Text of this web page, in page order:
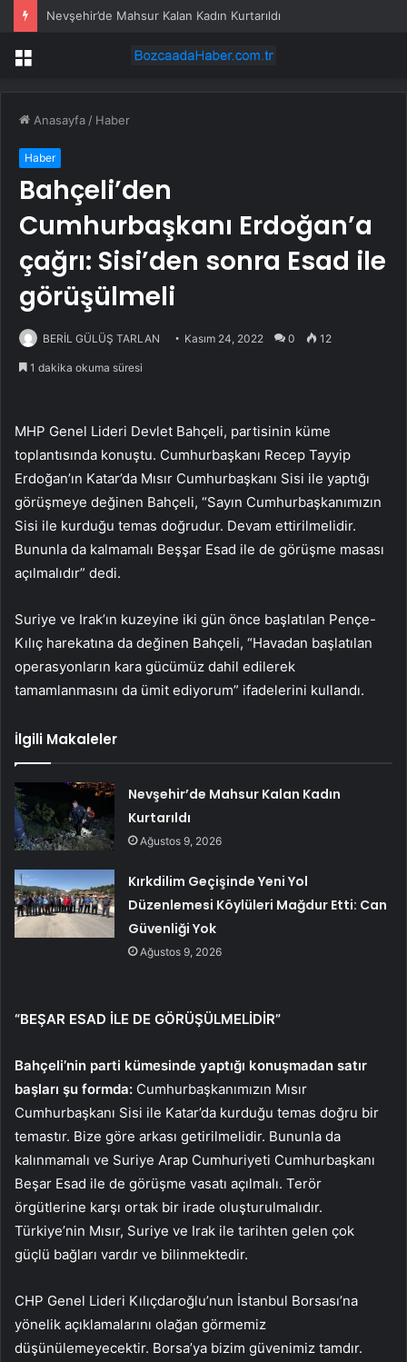
Nevşehir’de Mahsur Kalan Kadın Kurtarıldı
Menü
Anasayfa / Haber
Haber
Bahçeli’den
Cumhurbaşkanı Erdoğan’a
çağrı: Sisi’den sonra Esad ile
görüşülmeli
BERİL GÜLÜŞ TARLAN Kasım 24, 2022 0 12
1 dakika okuma süresi
MHP Genel Lideri Devlet Bahçeli, partisinin küme
toplantısında konuştu. Cumhurbaşkanı Recep Tayyip
Erdoğan’ın Katar’da Mısır Cumhurbaşkanı Sisi ile yaptığı
görüşmeye değinen Bahçeli, “Sayın Cumhurbaşkanımızın
Sisi ile kurduğu temas doğrudur. Devam ettirilmelidir.
Bununla da kalmamalı Beşşar Esad ile de görüşme masası
açılmalıdır” dedi.
Suriye ve Irak’ın kuzeyine iki gün önce başlatılan Pençe-
Kılıç harekatına da değinen Bahçeli, “Havadan başlatılan
operasyonların kara gücümüz dahil edilerek
tamamlanmasını da ümit ediyorum” ifadelerini kullandı.
İlgili Makaleler
Nevşehir’de Mahsur Kalan Kadın
Kurtarıldı
Ağustos 9, 2026
Kırkdilim Geçişinde Yeni Yol
Düzenlemesi Köylüleri Mağdur Etti: Can
Güvenliği Yok
Ağustos 9, 2026
“BEŞAR ESAD İLE DE GÖRÜŞÜLMELİDİR”
Bahçeli’nin parti kümesinde yaptığı konuşmadan satır
başları şu formda: Cumhurbaşkanımızın Mısır
Cumhurbaşkanı Sisi ile Katar’da kurduğu temas doğru bir
temastır. Bize göre arkası getirilmelidir. Bununla da
kalınmamalı ve Suriye Arap Cumhuriyeti Cumhurbaşkanı
Beşar Esad ile de görüşme vasatı açılmalı. Terör
örgütlerine karşı ortak bir irade oluşturulmalıdır.
Türkiye’nin Mısır, Suriye ve Irak ile tarihten gelen çok
güçlü bağları vardır ve bilinmektedir.
CHP Genel Lideri Kılıçdaroğlu’nun İstanbul Borsası’na
yönelik açıklamalarını olağan görmemiz
düşünülemeyecektir. Borsa’ya bizim güvenimiz tamdır.